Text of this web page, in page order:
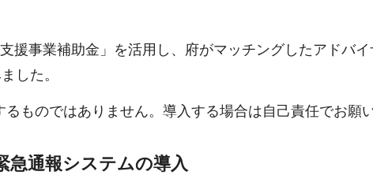
援事業補助金」を活用し、府がマッチングしたアドバ
した。
ものではありません。導入する場合は自己責任でお願
急通報システムの導入